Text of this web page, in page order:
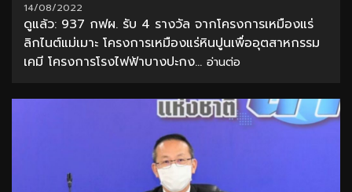
14/08/2022
ดูแล้ว: 937 กฟผ. รับ 4 รางวัล จากโครงการเหมืองแร่
ลิกไนต์แม่เมาะ โครงการเหมืองแร่หินปูนเพื่ออุตสาหกรรม
เคมี โครงการโรงไฟฟ้าบางปะกง... อ่านต่อ